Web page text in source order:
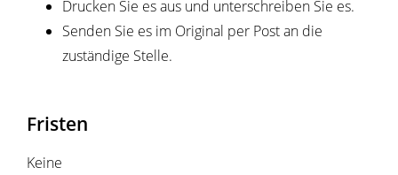
Drucken Sie es aus und unterschreiben Sie es.
Senden Sie es im Original per Post an die
zuständige Stelle.
Fristen
Keine